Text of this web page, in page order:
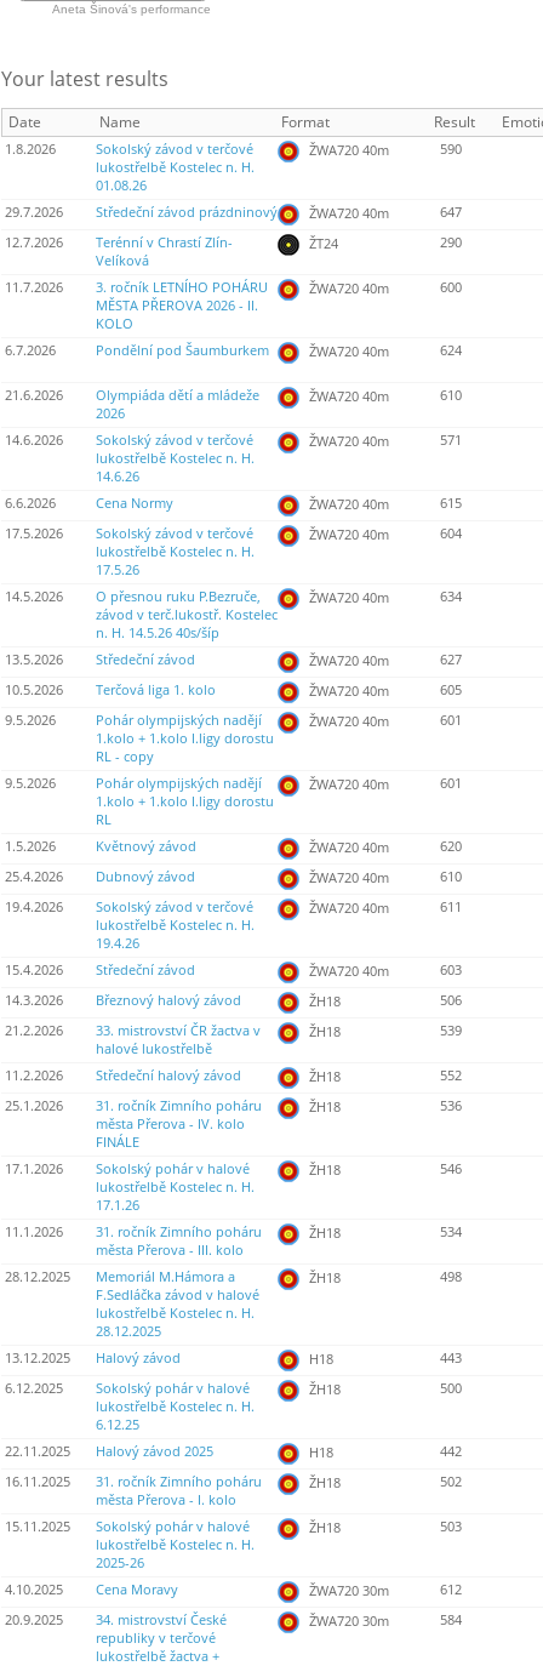
Aneta Šinová's performance
Your latest results
Date Name Format Result
1.8.2026
Sokolský závod v terčové
lukostřelbě Kostelec n. H.
01.08.26
ŽWA720 40m 590
29.7.2026 Středeční závod prázdninový ŽWA720 40m
647
12.7.2026
Terénní v Chrastí Zlín-
Velíková
ŽT24 290
11.7.2026
3. ročník LETNÍHO POHÁRU
MĚSTA PŘEROVA 2026 - II.
KOLO
ŽWA720 40m 600
6.7.2026 Pondělní pod Šaumburkem ŽWA720 40m 624
21.6.2026
Olympiáda dětí a mládeže
2026
ŽWA720 40m 610
14.6.2026
Sokolský závod v terčové
lukostřelbě Kostelec n. H.
14.6.26
ŽWA720 40m 571
6.6.2026 Cena Normy ŽWA720 40m
615
17.5.2026
Sokolský závod v terčové
lukostřelbě Kostelec n. H.
17.5.26
ŽWA720 40m 604
14.5.2026
O přesnou ruku P.Bezruče,
závod v terč.lukostř. Kostelec
n. H. 14.5.26 40s/šíp
ŽWA720 40m 634
13.5.2026 Středeční závod ŽWA720 40m
627
10.5.2026
Terčová liga 1. kolo ŽWA720 40m
605
9.5.2026
Pohár olympijských nadějí
1.kolo + 1.kolo I.ligy dorostu
RL - copy
ŽWA720 40m 601
9.5.2026
Pohár olympijských nadějí
1.kolo + 1.kolo I.ligy dorostu
RL
ŽWA720 40m 601
1.5.2026 Květnový závod ŽWA720 40m
620
25.4.2026
Dubnový závod ŽWA720 40m
610
19.4.2026
Sokolský závod v terčové
lukostřelbě Kostelec n. H.
19.4.26
ŽWA720 40m 611
15.4.2026 Středeční závod ŽWA720 40m
603
14.3.2026
Březnový halový závod ŽH18
506
21.2.2026
33. mistrovství ČR žactva v
halové lukostřelbě
ŽH18 539
11.2.2026 Středeční halový závod ŽH18
552
25.1.2026
31. ročník Zimního poháru
města Přerova - IV. kolo
FINÁLE
ŽH18 536
17.1.2026
Sokolský pohár v halové
lukostřelbě Kostelec n. H.
17.1.26
ŽH18 546
11.1.2026
31. ročník Zimního poháru
města Přerova - III. kolo
ŽH18 534
28.12.2025
Memoriál M.Hámora a
F.Sedláčka závod v halové
lukostřelbě Kostelec n. H.
28.12.2025
ŽH18 498
13.12.2025 Halový závod H18
443
6.12.2025
Sokolský pohár v halové
lukostřelbě Kostelec n. H.
6.12.25
ŽH18 500
22.11.2025 Halový závod 2025 H18
442
16.11.2025
31. ročník Zimního poháru
města Přerova - I. kolo
ŽH18 502
15.11.2025
Sokolský pohár v halové
lukostřelbě Kostelec n. H.
2025-26
ŽH18 503
4.10.2025 Cena Moravy ŽWA720 30m
612
20.9.2025
34. mistrovství České
republiky v terčové
lukostřelbě žactva +
ŽWA720 30m 584